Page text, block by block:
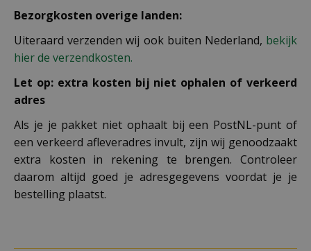
Bezorgkosten overige landen:
Uiteraard verzenden wij ook buiten Nederland, bekijk
hier de verzendkosten.
Let op: extra kosten bij niet ophalen of verkeerd
adres
Als je je pakket niet ophaalt bij een PostNL-punt of
een verkeerd afleveradres invult, zijn wij genoodzaakt
extra kosten in rekening te brengen. Controleer
daarom altijd goed je adresgegevens voordat je je
bestelling plaatst.